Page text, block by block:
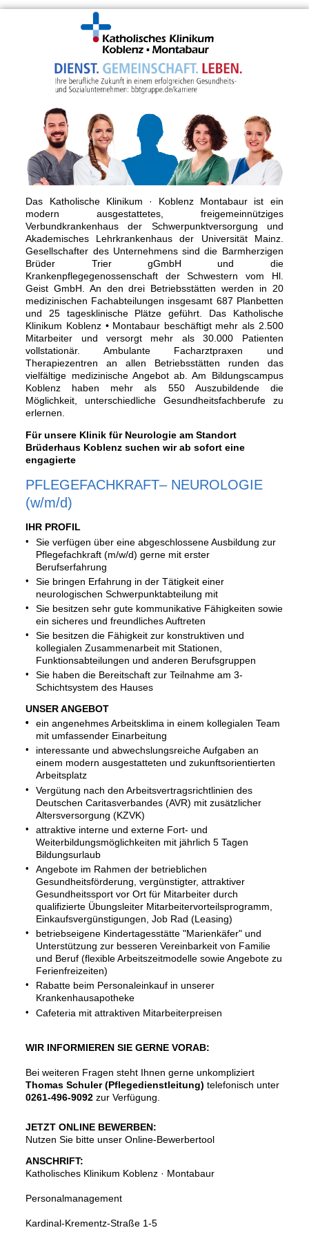
Das Katholische Klinikum · Koblenz Montabaur ist ein
modern ausgestattetes, freigemeinnütziges
Verbundkrankenhaus der Schwerpunktversorgung und
Akademisches Lehrkrankenhaus der Universität Mainz.
Gesellschafter des Unternehmens sind die Barmherzigen
Brüder Trier gGmbH und die
Krankenpflegegenossenschaft der Schwestern vom Hl.
Geist GmbH. An den drei Betriebsstätten werden in 20
medizinischen Fachabteilungen insgesamt 687 Planbetten
und 25 tagesklinische Plätze geführt. Das Katholische
Klinikum Koblenz • Montabaur beschäftigt mehr als 2.500
Mitarbeiter und versorgt mehr als 30.000 Patienten
vollstationär. Ambulante Facharztpraxen und
Therapiezentren an allen Betriebsstätten runden das
vielfältige medizinische Angebot ab. Am Bildungscampus
Koblenz haben mehr als 550 Auszubildende die
Möglichkeit, unterschiedliche Gesundheitsfachberufe zu
erlernen.
Für unsere Klinik für Neurologie am Standort
Brüderhaus Koblenz suchen wir ab sofort eine
engagierte
PFLEGEFACHKRAFT– NEUROLOGIE
(w/m/d)
IHR PROFIL
Sie verfügen über eine abgeschlossene Ausbildung zur
Pflegefachkraft (m/w/d) gerne mit erster
Berufserfahrung
Sie bringen Erfahrung in der Tätigkeit einer
neurologischen Schwerpunktabteilung mit
Sie besitzen sehr gute kommunikative Fähigkeiten sowie
ein sicheres und freundliches Auftreten
Sie besitzen die Fähigkeit zur konstruktiven und
kollegialen Zusammenarbeit mit Stationen,
Funktionsabteilungen und anderen Berufsgruppen
Sie haben die Bereitschaft zur Teilnahme am 3-
Schichtsystem des Hauses
UNSER ANGEBOT
ein angenehmes Arbeitsklima in einem kollegialen Team
mit umfassender Einarbeitung
interessante und abwechslungsreiche Aufgaben an
einem modern ausgestatteten und zukunftsorientierten
Arbeitsplatz
Vergütung nach den Arbeitsvertragsrichtlinien des
Deutschen Caritasverbandes (AVR) mit zusätzlicher
Altersversorgung (KZVK)
attraktive interne und externe Fort- und
Weiterbildungsmöglichkeiten mit jährlich 5 Tagen
Bildungsurlaub
Angebote im Rahmen der betrieblichen
Gesundheitsförderung, vergünstigter, attraktiver
Gesundheitssport vor Ort für Mitarbeiter durch
qualifizierte Übungsleiter Mitarbeitervorteilsprogramm,
Einkaufsvergünstigungen, Job Rad (Leasing)
betriebseigene Kindertagesstätte "Marienkäfer" und
Unterstützung zur besseren Vereinbarkeit von Familie
und Beruf (flexible Arbeitszeitmodelle sowie Angebote zu
Ferienfreizeiten)
Rabatte beim Personaleinkauf in unserer
Krankenhausapotheke
Cafeteria mit attraktiven Mitarbeiterpreisen
WIR INFORMIEREN SIE GERNE VORAB:
Bei weiteren Fragen steht Ihnen gerne unkompliziert
Thomas Schuler (Pflegedienstleitung) telefonisch unter
0261-496-9092 zur Verfügung.
JETZT ONLINE BEWERBEN:
Nutzen Sie bitte unser Online-Bewerbertool
ANSCHRIFT:
Katholisches Klinikum Koblenz · Montabaur
Personalmanagement
Kardinal-Krementz-Straße 1-5